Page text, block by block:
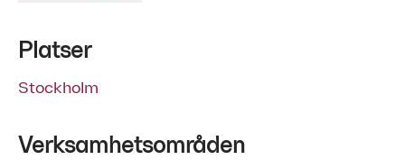
Platser
Stockholm
Verksamhetsområden